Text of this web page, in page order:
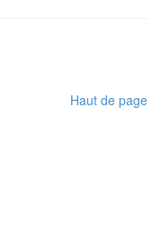
Haut de page